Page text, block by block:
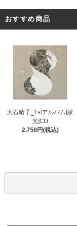
おすすめ商品
大石晴子_1stアルバム[脈
光]CD
2,750円(税込)